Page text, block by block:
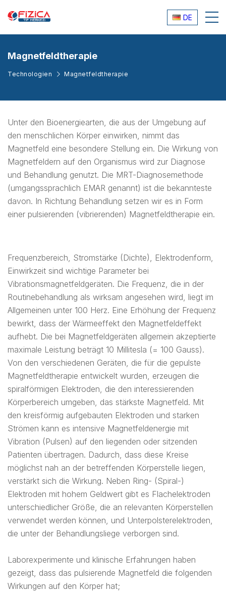
DE
Magnetfeldtherapie
Technologien Magnetfeldtherapie
Unter den Bioenergiearten, die aus der Umgebung auf
den menschlichen Körper einwirken, nimmt das
Magnetfeld eine besondere Stellung ein. Die Wirkung von
Magnetfeldern auf den Organismus wird zur Diagnose
und Behandlung genutzt. Die MRT-Diagnosemethode
(umgangssprachlich EMAR genannt) ist die bekannteste
davon. In Richtung Behandlung setzen wir es in Form
einer pulsierenden (vibrierenden) Magnetfeldtherapie ein.
Frequenzbereich, Stromstärke (Dichte), Elektrodenform,
Einwirkzeit sind wichtige Parameter bei
Vibrationsmagnetfeldgeräten. Die Frequenz, die in der
Routinebehandlung als wirksam angesehen wird, liegt im
Allgemeinen unter 100 Herz. Eine Erhöhung der Frequenz
bewirkt, dass der Wärmeeffekt den Magnetfeldeffekt
aufhebt. Die bei Magnetfeldgeräten allgemein akzeptierte
maximale Leistung beträgt 10 Millitesla (= 100 Gauss).
Von den verschiedenen Geräten, die für die gepulste
Magnetfeldtherapie entwickelt wurden, erzeugen die
spiralförmigen Elektroden, die den interessierenden
Körperbereich umgeben, das stärkste Magnetfeld. Mit
den kreisförmig aufgebauten Elektroden und starken
Strömen kann es intensive Magnetfeldenergie mit
Vibration (Pulsen) auf den liegenden oder sitzenden
Patienten übertragen. Dadurch, dass diese Kreise
möglichst nah an der betreffenden Körperstelle liegen,
verstärkt sich die Wirkung. Neben Ring- (Spiral-)
Elektroden mit hohem Geldwert gibt es Flachelektroden
unterschiedlicher Größe, die an relevanten Körperstellen
verwendet werden können, und Unterpolsterelektroden,
die unter der Behandlungsliege verborgen sind.
Laborexperimente und klinische Erfahrungen haben
gezeigt, dass das pulsierende Magnetfeld die folgenden
Wirkungen auf den Körper hat;